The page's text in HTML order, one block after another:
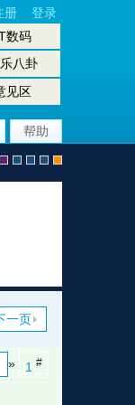
数码
八卦
见区
册 登录
帮助
u 坛大坛机
一页
1 #
»